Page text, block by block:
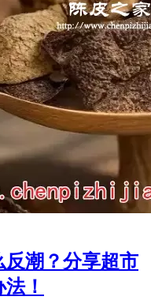
反潮？分享超市
！